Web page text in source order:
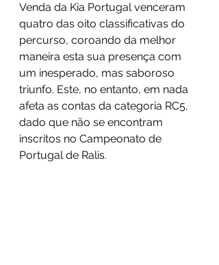
Venda da Kia Portugal venceram
quatro das oito classificativas do
percurso, coroando da melhor
maneira esta sua presença com
um inesperado, mas saboroso
triunfo. Este, no entanto, em nada
afeta as contas da categoria RC5,
dado que não se encontram
inscritos no Campeonato de
Portugal de Ralis.